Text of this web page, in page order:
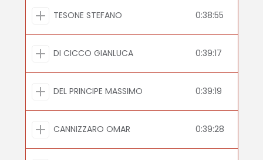
TESONE STEFANO 0:38:55
DI CICCO GIANLUCA 0:39:17
DEL PRINCIPE MASSIMO 0:39:19
CANNIZZARO OMAR 0:39:28